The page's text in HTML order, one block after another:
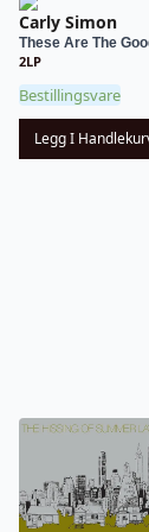
Carly Simon
These Are The
2LP
Bestillingsvare
Legg I